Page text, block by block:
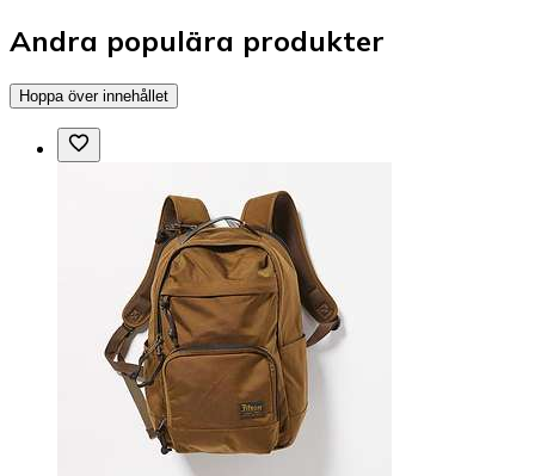
Andra populära produkter
Hoppa över innehållet